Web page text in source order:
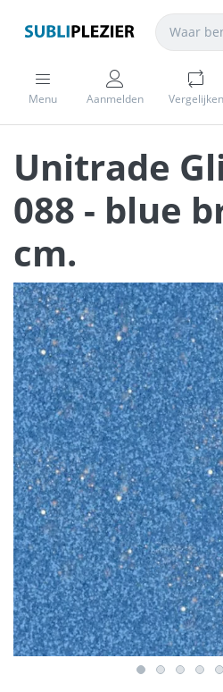
Menu Aanmelden Vergelijken
Unitrade
088 - blue
cm.